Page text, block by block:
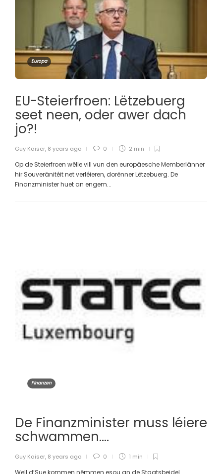
Europa
EU-Steierfroen: Lëtzebuerg
seet neen, oder awer dach
jo?!
Guy Kaiser, 8 years ago 0 2 min
Op de Steierfroen wëlle vill vun den europäesche Memberlänner
hir Souveränitéit net verléieren, dorënner Lëtzebuerg. De
Finanzminister huet an engem...
Finanzen
De Finanzminister muss léiere
schwammen….
Guy Kaiser, 8 years ago 0 1 min
Well d’Sue kommen nëmmen esou an de Staatsbeidel